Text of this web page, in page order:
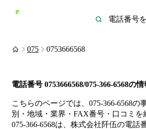
075 0753666568
電話番号 0753666568/075-366-6568の情
こちらのページでは、 075-366-6568の
別・地域・業界・FAX番号・口コミを
075-366-6568は、 株式会社阡伍の電話